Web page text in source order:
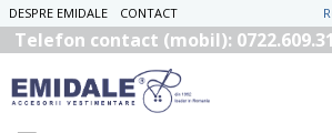
DESPRE EMIDALE CONTACT
Telefon contact (mobil):